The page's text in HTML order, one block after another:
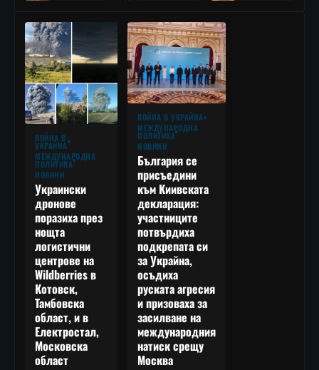
ВОЙНА В
УКРАЙНА
МЕЖДУНАРОДНА
ПОЛИТИКА
НОВИНИ
Украински
дронове
поразиха през
нощта
логистични
центрове на
Wildberries в
Котовск,
Тамбовска
област, и в
Електростал,
Московска
област
ВОЙНА В УКРАЙНА
МЕЖДУНАРОДНА
ПОЛИТИКА
НОВИНИ
България се
присъедини
към Киивската
декларация:
участниците
потвърдиха
подкрепата си
за Украйна,
осъдиха
руската агресия
и призоваха за
засилване на
международния
натиск срещу
Москва